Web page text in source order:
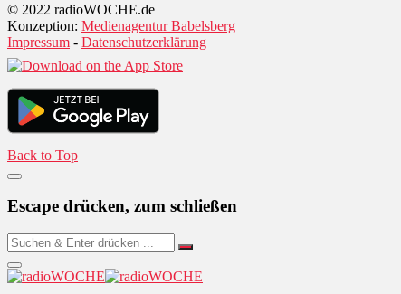
© 2022 radioWOCHE.de
Konzeption: Medienagentur Babelsberg
Impressum - Datenschutzerklärung
Back to Top
Escape drücken, zum schließen